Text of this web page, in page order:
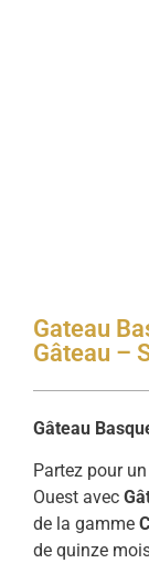
Gateau
Gâteau –
Gâteau
Partez pour
Ouest avec
de la gamme
de quinze